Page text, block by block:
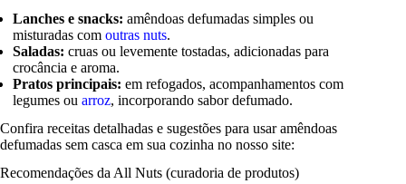
Lanches e snacks: amêndoas defumadas simples ou
misturadas comoutras nuts.
Saladas: cruas ou levemente tostadas, adicionadas para
crocância e aroma.
Pratos principais: em refogados, acompanhamentos com
legumes ouarroz, incorporando sabor defumado.
Confira receitas detalhadas e sugestões para usar amêndoas
defumadas sem casca em sua cozinha no nosso site:
Recomendações da All Nuts (curadoria de produtos)